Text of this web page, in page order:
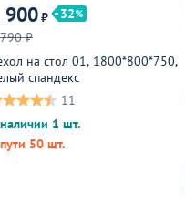
900₽
32
₽
на стол 01, 1800*800*750,
спандекс
11
1 шт.
50 шт.